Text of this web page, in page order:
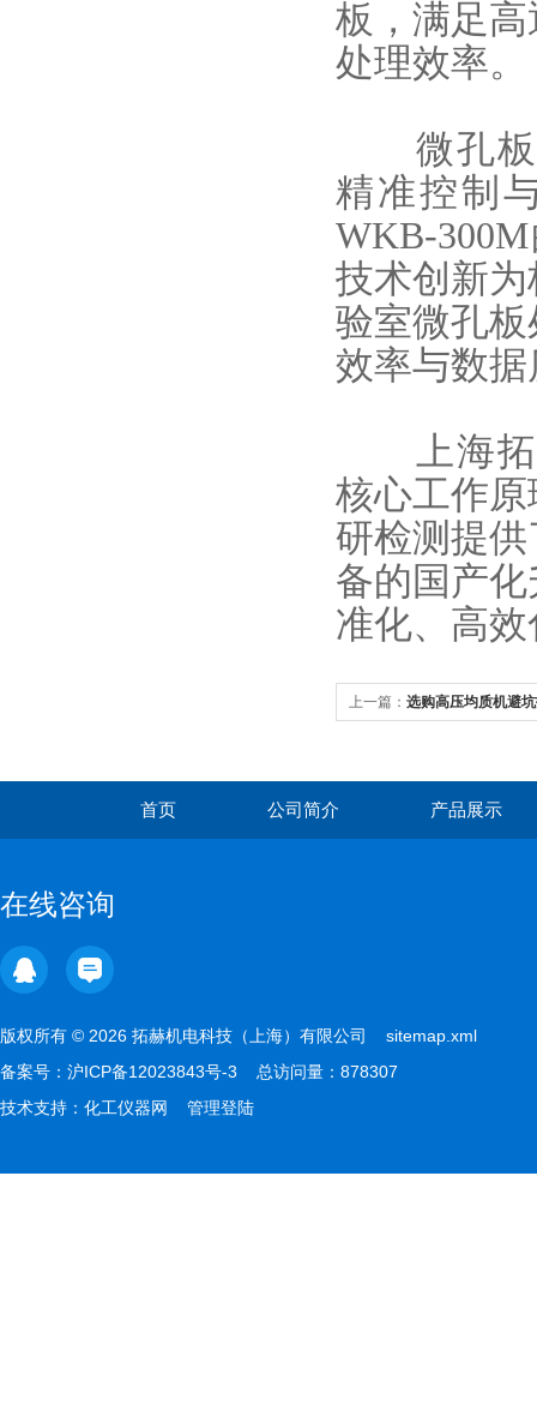
板，满足
处理效率。
微孔
精准控制
WKB-
技术创新
验室微孔
效率与数
上海拓
核心工作
研检测提
备的国产
准化、高
上一篇： 选购高压均质机避
首页 公司简介 产品展示
在线咨询
版权所有 © 2026 拓赫机电科技（上海）有限公司 sitemap.xml
备案号： 沪ICP备12023843号-3 总访问量：878307
技术支持： 化工仪器网 管理登陆